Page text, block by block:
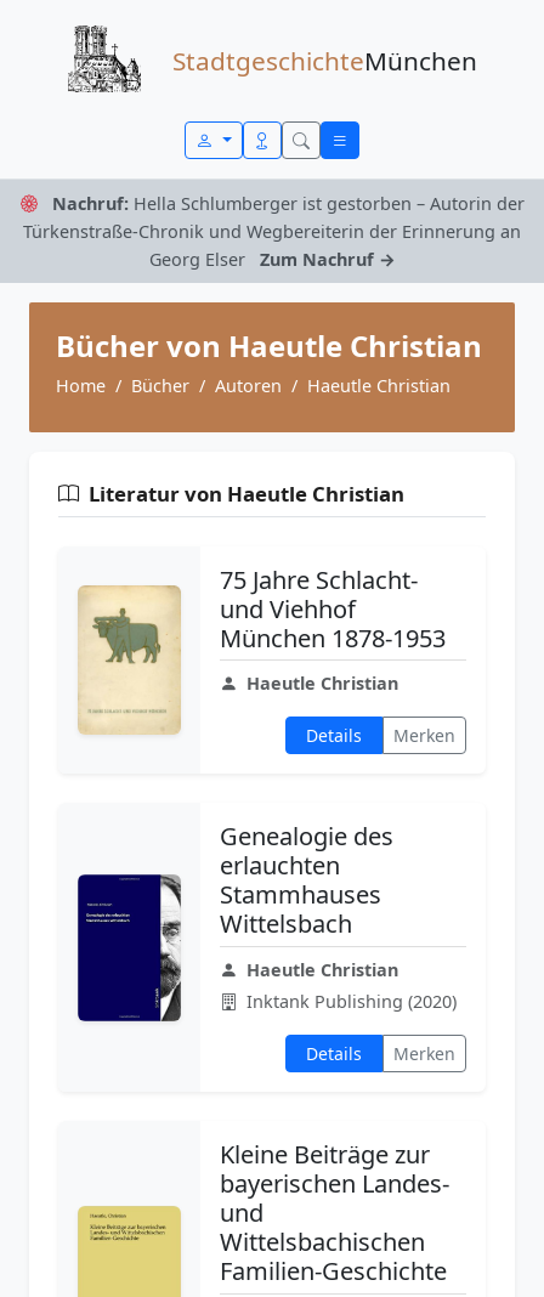
StadtgeschichteMünchen
Nachruf: Hella Schlumberger ist gestorben – Autorin der
Türkenstraße-Chronik und Wegbereiterin der Erinnerung an
Georg Elser
Zum Nachruf →
Bücher von Haeutle Christian
Home Bücher Autoren Haeutle Christian
Literatur von Haeutle Christian
75 Jahre Schlacht-
und Viehhof
München 1878-1953
Haeutle Christian
Details Merken
Genealogie des
erlauchten
Stammhauses
Wittelsbach
Haeutle Christian
Inktank Publishing (2020)
Details Merken
Kleine Beiträge zur
bayerischen Landes-
und
Wittelsbachischen
Familien-Geschichte